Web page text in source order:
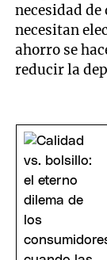
necesidad
necesitan
ahorro se
reducir la